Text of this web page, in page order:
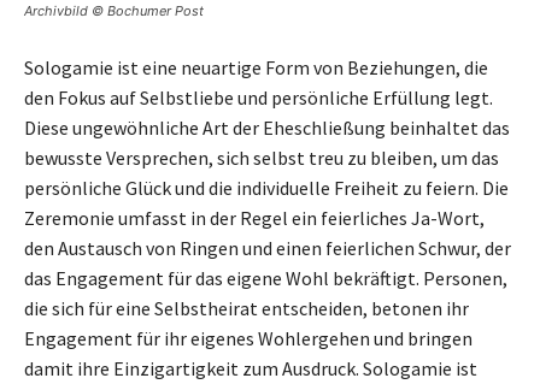
Archivbild © Bochumer Post
Sologamie ist eine neuartige Form von Beziehungen, die
den Fokus auf Selbstliebe und persönliche Erfüllung legt.
Diese ungewöhnliche Art der Eheschließung beinhaltet das
bewusste Versprechen, sich selbst treu zu bleiben, um das
persönliche Glück und die individuelle Freiheit zu feiern. Die
Zeremonie umfasst in der Regel ein feierliches Ja-Wort,
den Austausch von Ringen und einen feierlichen Schwur, der
das Engagement für das eigene Wohl bekräftigt. Personen,
die sich für eine Selbstheirat entscheiden, betonen ihr
Engagement für ihr eigenes Wohlergehen und bringen
damit ihre Einzigartigkeit zum Ausdruck. Sologamie ist